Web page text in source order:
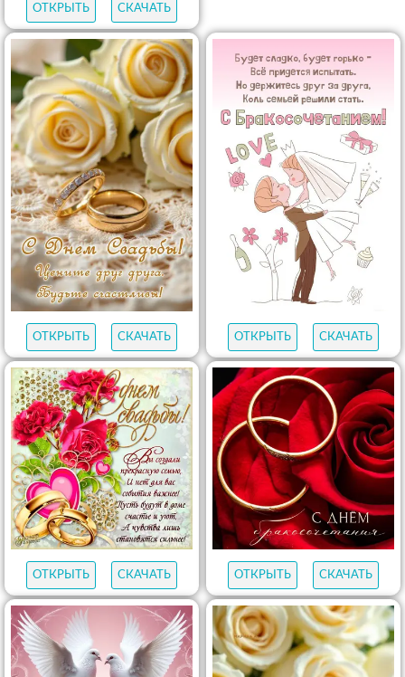
ОТКРЫТЬ СКАЧАТЬ
ОТКРЫТЬ СКАЧАТЬ ОТКРЫТЬ СКАЧАТЬ
ОТКРЫТЬ СКАЧАТЬ ОТКРЫТЬ СКАЧАТЬ